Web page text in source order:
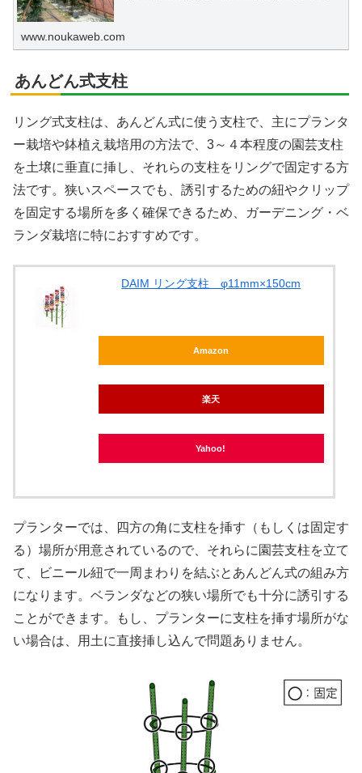
www.noukaweb.com
あんどん式支柱
リング式支柱は、あんどん式に使う支柱で、主にプランタ
ー栽培や鉢植え栽培用の方法で、3～４本程度の園芸支柱
を土壌に垂直に挿し、それらの支柱をリングで固定する方
法です。狭いスペースでも、誘引するための紐やクリップ
を固定する場所を多く確保できるため、ガーデニング・ベ
ランダ栽培に特におすすめです。
DAIM リング支柱 φ11mm×150cm
Amazon
楽天
Yahoo!
プランターでは、四方の角に支柱を挿す（もしくは固定す
る）場所が用意されているので、それらに園芸支柱を立て
て、ビニール紐で一周まわりを結ぶとあんどん式の組み方
になります。ベランダなどの狭い場所でも十分に誘引する
ことができます。もし、プランターに支柱を挿す場所がな
い場合は、用土に直接挿し込んで問題ありません。